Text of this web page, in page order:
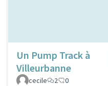
Un Pump Track à
Villeurbanne
cecile
2 0